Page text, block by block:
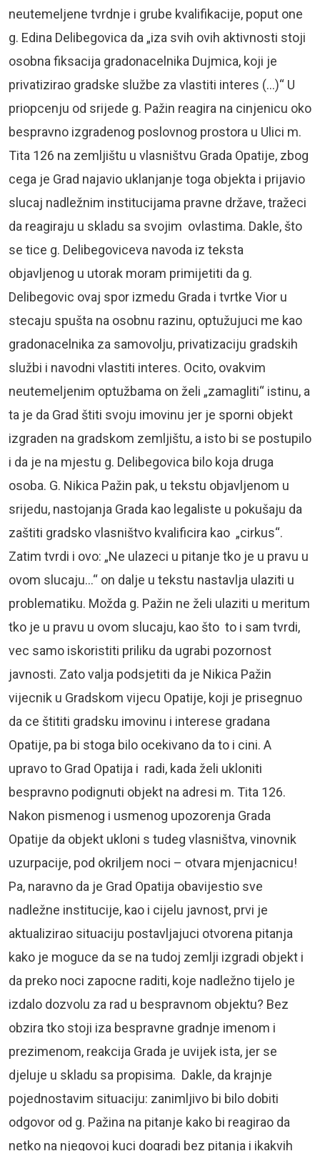
neutemeljene tvrdnje i grube kvalifikacije, poput one
g. Edina Delibegovica da „iza svih ovih aktivnosti stoji
osobna fiksacija gradonacelnika Dujmica, koji je
privatizirao gradske službe za vlastiti interes (…)“ U
priopcenju od srijede g. Pažin reagira na cinjenicu oko
bespravno izgradenog poslovnog prostora u Ulici m.
Tita 126 na zemljištu u vlasništvu Grada Opatije, zbog
cega je Grad najavio uklanjanje toga objekta i prijavio
slucaj nadležnim institucijama pravne države, tražeci
da reagiraju u skladu sa svojim ovlastima. Dakle, što
se tice g. Delibegoviceva navoda iz teksta
objavljenog u utorak moram primijetiti da g.
Delibegovic ovaj spor izmedu Grada i tvrtke Vior u
stecaju spušta na osobnu razinu, optužujuci me kao
gradonacelnika za samovolju, privatizaciju gradskih
službi i navodni vlastiti interes. Ocito, ovakvim
neutemeljenim optužbama on želi „zamagliti“ istinu, a
ta je da Grad štiti svoju imovinu jer je sporni objekt
izgraden na gradskom zemljištu, a isto bi se postupilo
i da je na mjestu g. Delibegovica bilo koja druga
osoba. G. Nikica Pažin pak, u tekstu objavljenom u
srijedu, nastojanja Grada kao legaliste u pokušaju da
zaštiti gradsko vlasništvo kvalificira kao „cirkus“.
Zatim tvrdi i ovo: „Ne ulazeci u pitanje tko je u pravu u
ovom slucaju…“ on dalje u tekstu nastavlja ulaziti u
problematiku. Možda g. Pažin ne želi ulaziti u meritum
tko je u pravu u ovom slucaju, kao što to i sam tvrdi,
vec samo iskoristiti priliku da ugrabi pozornost
javnosti. Zato valja podsjetiti da je Nikica Pažin
vijecnik u Gradskom vijecu Opatije, koji je prisegnuo
da ce štititi gradsku imovinu i interese gradana
Opatije, pa bi stoga bilo ocekivano da to i cini. A
upravo to Grad Opatija i radi, kada želi ukloniti
bespravno podignuti objekt na adresi m. Tita 126.
Nakon pismenog i usmenog upozorenja Grada
Opatije da objekt ukloni s tudeg vlasništva, vinovnik
uzurpacije, pod okriljem noci – otvara mjenjacnicu!
Pa, naravno da je Grad Opatija obavijestio sve
nadležne institucije, kao i cijelu javnost, prvi je
aktualizirao situaciju postavljajuci otvorena pitanja
kako je moguce da se na tudoj zemlji izgradi objekt i
da preko noci zapocne raditi, koje nadležno tijelo je
izdalo dozvolu za rad u bespravnom objektu? Bez
obzira tko stoji iza bespravne gradnje imenom i
prezimenom, reakcija Grada je uvijek ista, jer se
djeluje u skladu sa propisima. Dakle, da krajnje
pojednostavim situaciju: zanimljivo bi bilo dobiti
odgovor od g. Pažina na pitanje kako bi reagirao da
netko na njegovoj kuci dogradi bez pitanja i ikakvih